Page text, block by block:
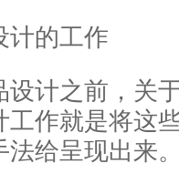
的工作
计之前，关
作就是将这
给呈现出来